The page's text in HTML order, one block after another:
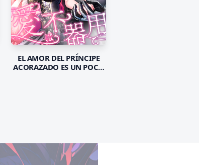
EL AMOR DEL PRÍNCIPE
ACORAZADO ES UN POCO